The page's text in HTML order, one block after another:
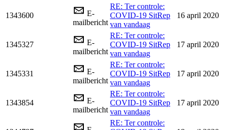
1343600
E-
mailbericht
RE: Ter controle:
COVID-19 SitRep
van vandaag
16 april 2020
1345327
E-
mailbericht
RE: Ter controle:
COVID-19 SitRep
van vandaag
17 april 2020
1345331
E-
mailbericht
RE: Ter controle:
COVID-19 SitRep
van vandaag
17 april 2020
1343854
E-
mailbericht
RE: Ter controle:
COVID-19 SitRep
van vandaag
17 april 2020
RE: Ter controle: